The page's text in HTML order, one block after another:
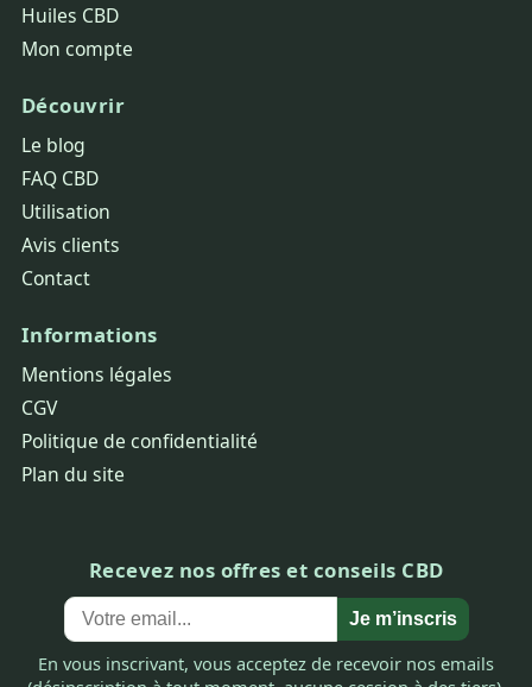
Huiles CBD
Mon compte
Découvrir
Le blog
FAQ CBD
Utilisation
Avis clients
Contact
Informations
Mentions légales
CGV
Politique de confidentialité
Plan du site
Recevez nos offres et conseils CBD
Je m’inscris
En vous inscrivant, vous acceptez de recevoir nos emails